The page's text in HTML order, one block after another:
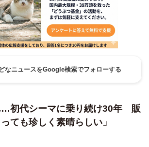
なニュースをGoogle検索でフォローする
…初代シーマに乗り続け30年 販
ても珍しく素晴らしい」